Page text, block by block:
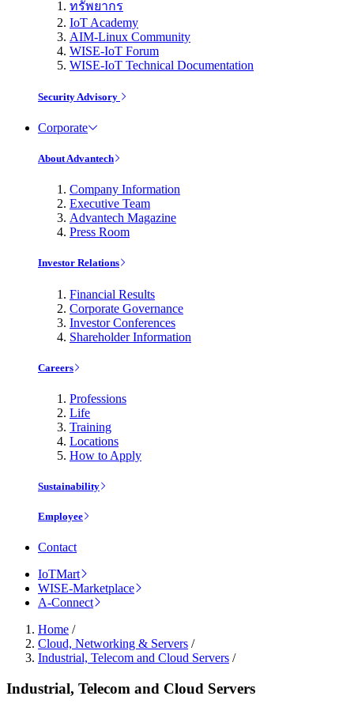
ทรัพยากร
IoT Academy
AIM-Linux Community
WISE-IoT Forum
WISE-IoT Technical Documentation
Security Advisory
Corporate
About Advantech
Company Information
Executive Team
Advantech Magazine
Press Room
Investor Relations
Financial Results
Corporate Governance
Investor Conferences
Shareholder Information
Careers
Professions
Life
Training
Locations
How to Apply
Sustainability
Employee
Contact
IoTMart
WISE-Marketplace
A-Connect
Home /
Cloud, Networking & Servers /
Industrial, Telecom and Cloud Servers /
Industrial, Telecom and Cloud Servers